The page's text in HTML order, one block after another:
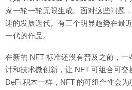
家一轮一轮无限生成。面对这些问题
速的发展迭代。有三个明显趋势在最
一代的作品。
在新的 NFT 标准还没有普及之前，
计和技术微创新，让 NFT 可组合可交
DeFi 积木一样，NFT 的可组合性会